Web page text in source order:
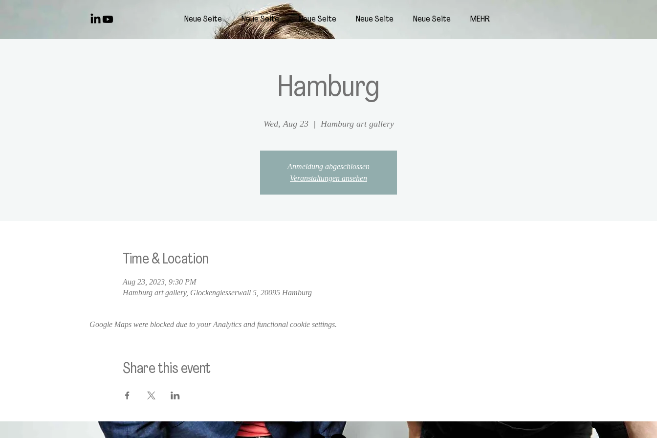
Neue Seite Neue Seite Neue Seite Neue Seite Neue Seite MEHR
Hamburg
Wed, Aug 23
  |
Hamburg art gallery
Anmeldung abgeschlossen
Veranstaltungen ansehen
Time & Location
Aug 23, 2023, 9:30 PM
Hamburg art gallery, Glockengiesserwall 5, 20095 Hamburg
Google Maps were blocked due to your Analytics and functional cookie settings.
Share this event